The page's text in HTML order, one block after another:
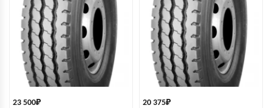
23 500₽ 20 375₽